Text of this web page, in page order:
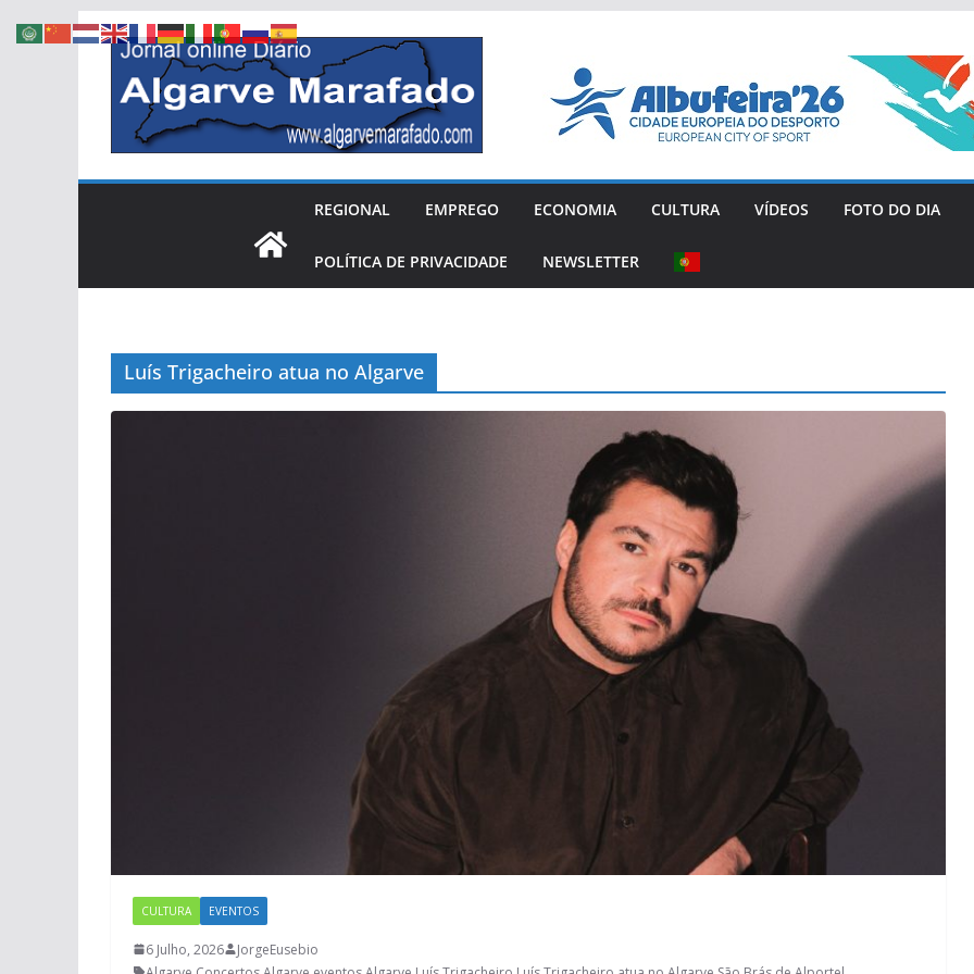
Skip
content
REGIONAL EMPREGO ECONOMIA CULTURA VÍDEOS FOTO DO DIA
POLÍTICA DE PRIVACIDADE NEWSLETTER
Luís Trigacheiro atua no Algarve
CULTURA EVENTOS
6 Julho, 2026
JorgeEusebio